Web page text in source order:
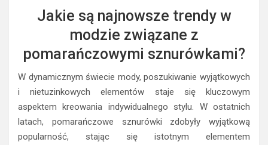
Jakie są najnowsze trendy w
modzie związane z
pomarańczowymi sznurówkami?
W dynamicznym świecie mody, poszukiwanie wyjątkowych
i nietuzinkowych elementów staje się kluczowym
aspektem kreowania indywidualnego stylu. W ostatnich
latach, pomarańczowe sznurówki zdobyły wyjątkową
popularność, stając się istotnym elementem